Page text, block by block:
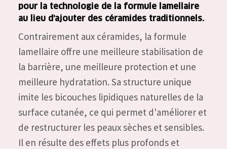
pour la technologie de la formule lamellaire
au lieu d'ajouter des céramides traditionnels.
Contrairement aux céramides, la formule
lamellaire offre une meilleure stabilisation de
la barrière, une meilleure protection et une
meilleure hydratation. Sa structure unique
imite les bicouches lipidiques naturelles de la
surface cutanée, ce qui permet d'améliorer et
de restructurer les peaux sèches et sensibles.
Il en résulte des effets plus profonds et